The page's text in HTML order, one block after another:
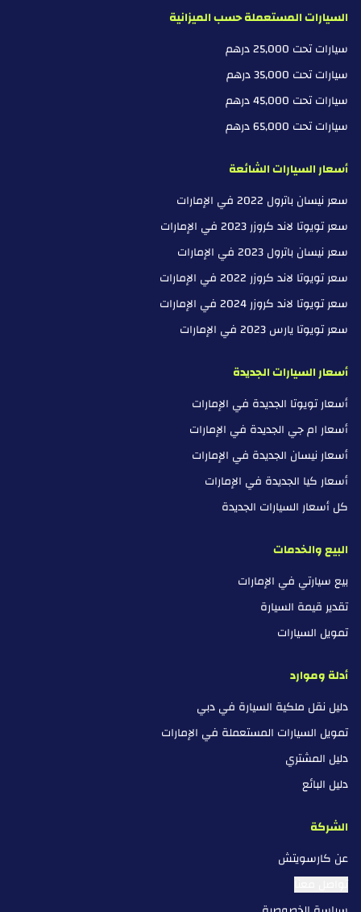
السيارات المستعملة حسب الميزانية
سيارات تحت 25,000 درهم
سيارات تحت 35,000 درهم
سيارات تحت 45,000 درهم
سيارات تحت 65,000 درهم
أسعار السيارات الشائعة
سعر نيسان باترول 2022 في الإمارات
سعر تويوتا لاند كروزر 2023 في الإمارات
سعر نيسان باترول 2023 في الإمارات
سعر تويوتا لاند كروزر 2022 في الإمارات
سعر تويوتا لاند كروزر 2024 في الإمارات
سعر تويوتا يارس 2023 في الإمارات
أسعار السيارات الجديدة
أسعار تويوتا الجديدة في الإمارات
أسعار ام جي الجديدة في الإمارات
أسعار نيسان الجديدة في الإمارات
أسعار كيا الجديدة في الإمارات
كل أسعار السيارات الجديدة
البيع والخدمات
بيع سيارتي في الإمارات
تقدير قيمة السيارة
تمويل السيارات
أدلة وموارد
دليل نقل ملكية السيارة في دبي
تمويل السيارات المستعملة في الإمارات
دليل المشتري
دليل البائع
الشركة
عن كارسويتش